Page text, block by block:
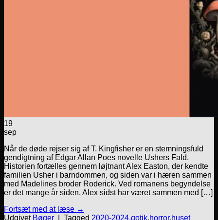
19
sep
Når de døde rejser sig af T. Kingfisher er en stemningsfuld
gendigtning af Edgar Allan Poes novelle Ushers Fald.
Historien fortælles gennem løjtnant Alex Easton, der kendte
familien Usher i barndommen, og siden var i hæren sammen
med Madelines broder Roderick. Ved romanens begyndelse
er det mange år siden, Alex sidst har været sammen med […]
Fortsæt med at læse →
Udgivet Bøger Tagged 2020-2024,gotik,horror,huset